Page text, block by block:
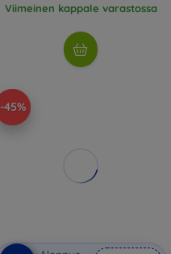
Viimeinen kappale varastossa
-45%